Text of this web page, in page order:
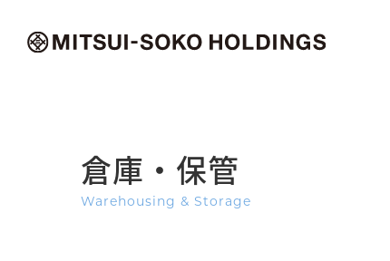
倉庫・保管
Warehousing & Storage